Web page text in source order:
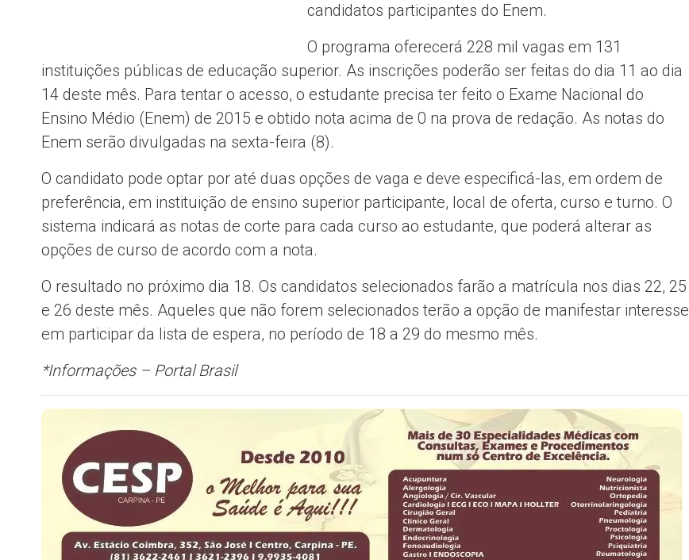
candidatos participantes do Enem.
O programa oferecerá 228 mil vagas em 131
instituições públicas de educação superior. As inscrições poderão ser feitas do dia 11 ao dia
14 deste mês. Para tentar o acesso, o estudante precisa ter feito o Exame Nacional do
Ensino Médio (Enem) de 2015 e obtido nota acima de 0 na prova de redação. As notas do
Enem serão divulgadas na sexta-feira (8).
O candidato pode optar por até duas opções de vaga e deve especificá-las, em ordem de
preferência, em instituição de ensino superior participante, local de oferta, curso e turno. O
sistema indicará as notas de corte para cada curso ao estudante, que poderá alterar as
opções de curso de acordo com a nota.
O resultado no próximo dia 18. Os candidatos selecionados farão a matrícula nos dias 22, 25
e 26 deste mês. Aqueles que não forem selecionados terão a opção de manifestar interesse
em participar da lista de espera, no período de 18 a 29 do mesmo mês.
*Informações – Portal Brasil